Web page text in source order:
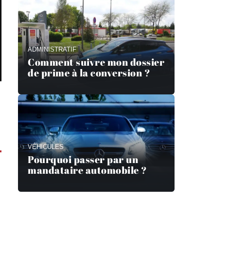
ADMINISTRATIF
Comment suivre mon dossier
de prime à la conversion ?
VÉHICULES
Pourquoi passer par un
mandataire automobile ?